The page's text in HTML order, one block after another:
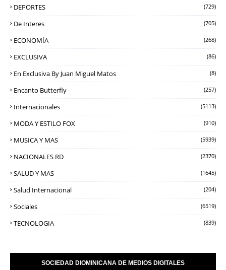
DEPORTES (729)
De Interes (705)
ECONOMÍA (268)
EXCLUSIVA (86)
En Exclusiva By Juan Miguel Matos (8)
Encanto Butterfly (257)
Internacionales (5113)
MODA Y ESTILO FOX (910)
MUSICA Y MAS (5939)
NACIONALES RD (2370)
SALUD Y MAS (1645)
Salud Internacional (204)
Sociales (6519)
TECNOLOGIA (839)
SOCIEDAD DIOMINICANA DE MEDIOS DIGITALES